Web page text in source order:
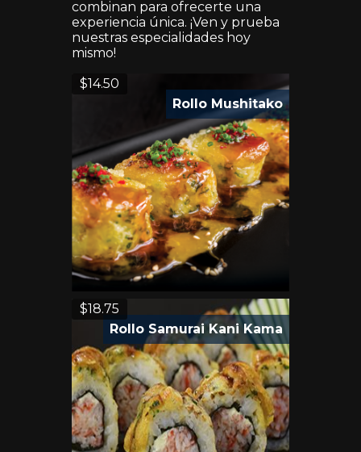
combinan para ofrecerte una
experiencia única. ¡Ven y prueba
nuestras especialidades hoy
mismo!
Rollo Mushitako
$14.50
Rollo Samurai Kani Kama
$18.75